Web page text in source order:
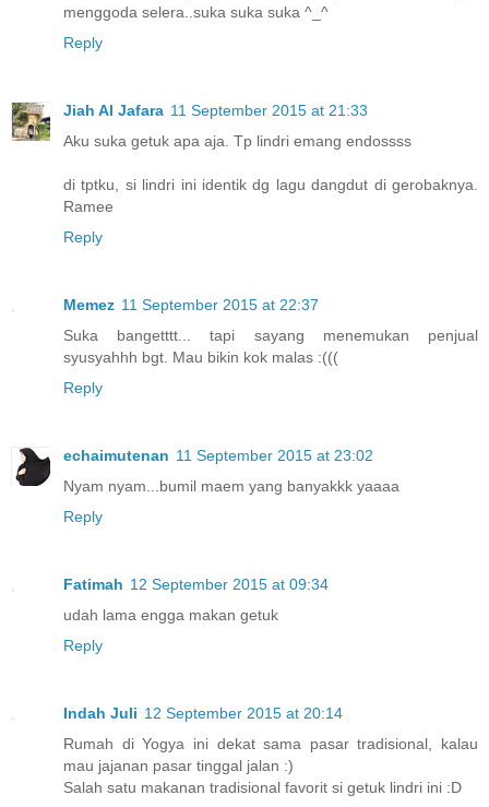
menggoda selera..suka suka suka ^_^
Reply
Jiah Al Jafara 11 September 2015 at 21:33
Aku suka getuk apa aja. Tp lindri emang endossss
di tptku, si lindri ini identik dg lagu dangdut di gerobaknya.
Ramee
Reply
Memez 11 September 2015 at 22:37
Suka bangetttt... tapi sayang menemukan penjual
syusyahhh bgt. Mau bikin kok malas :(((
Reply
echaimutenan 11 September 2015 at 23:02
Nyam nyam...bumil maem yang banyakkk yaaaa
Reply
Fatimah 12 September 2015 at 09:34
udah lama engga makan getuk
Reply
Indah Juli 12 September 2015 at 20:14
Rumah di Yogya ini dekat sama pasar tradisional, kalau
mau jajanan pasar tinggal jalan :)
Salah satu makanan tradisional favorit si getuk lindri ini :D